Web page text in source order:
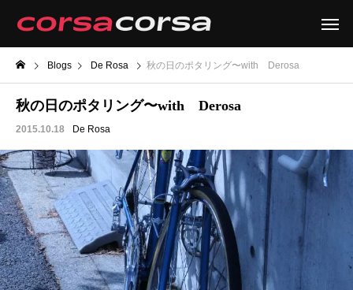
Blogs De Rosa 秋の日のポタリング〜with Derosa
秋の日のポタリング〜with Derosa
2015.10.18 De Rosa